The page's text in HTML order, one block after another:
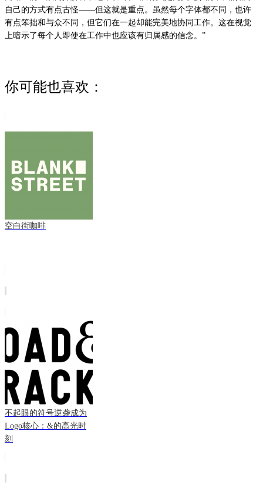
自己的方式有点古怪——但这就是重点。虽然每个字体都不同，也许
有点笨拙和与众不同，但它们在一起却能完美地协同工作。这在视觉
上暗示了每个人即使在工作中也应该有归属感的信念。”
你可能也喜欢：
空白街咖啡
不起眼的符号逆袭成为
Logo核心：&的高光时
刻